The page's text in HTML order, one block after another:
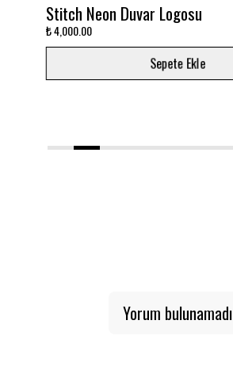
Stitch Neon Duvar Logosu
₺ 4,000.00
Sepete Ekle
1 2 3 4 5 6 7
Yorum bulunamadı